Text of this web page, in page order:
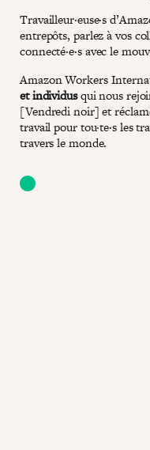
Travailleur·euse·s
entrepôts, parlez à vos
connecté·e·s avec le
Amazon Workers
et individusqui nous
[Vendredi noir] et
travail pour tou·te·s les
travers le monde.